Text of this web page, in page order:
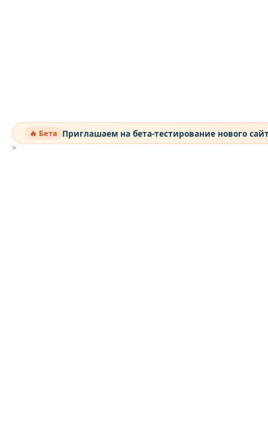
🔥 Бета Приглашаем на бета-тестирование нового
>